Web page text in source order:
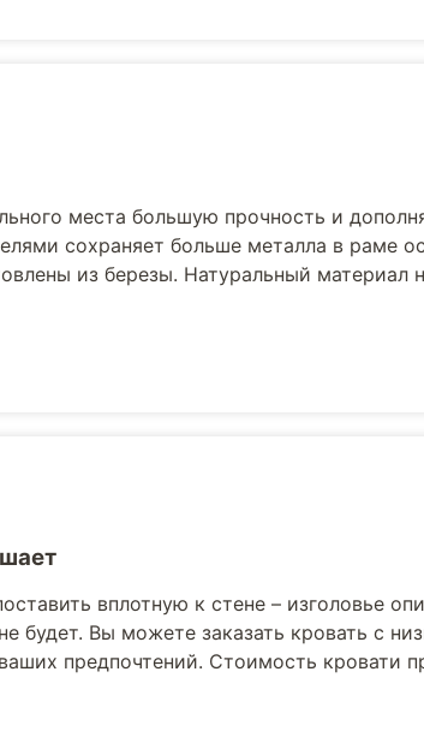
места большую прочность и
сохраняет больше металла в раме
из березы. Натуральный материал
вплотную к стене – изголовье
будет. Вы можете заказать кровать с
предпочтений. Стоимость кровати